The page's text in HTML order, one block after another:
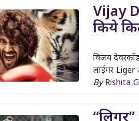
Vijay
किये
विजय
लाईगर Liger
ByRishita